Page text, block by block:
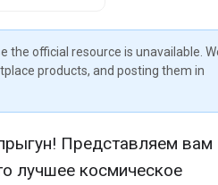
the official resource is unavailable.
products, and posting them in
Представляем вам
лучшее космическое